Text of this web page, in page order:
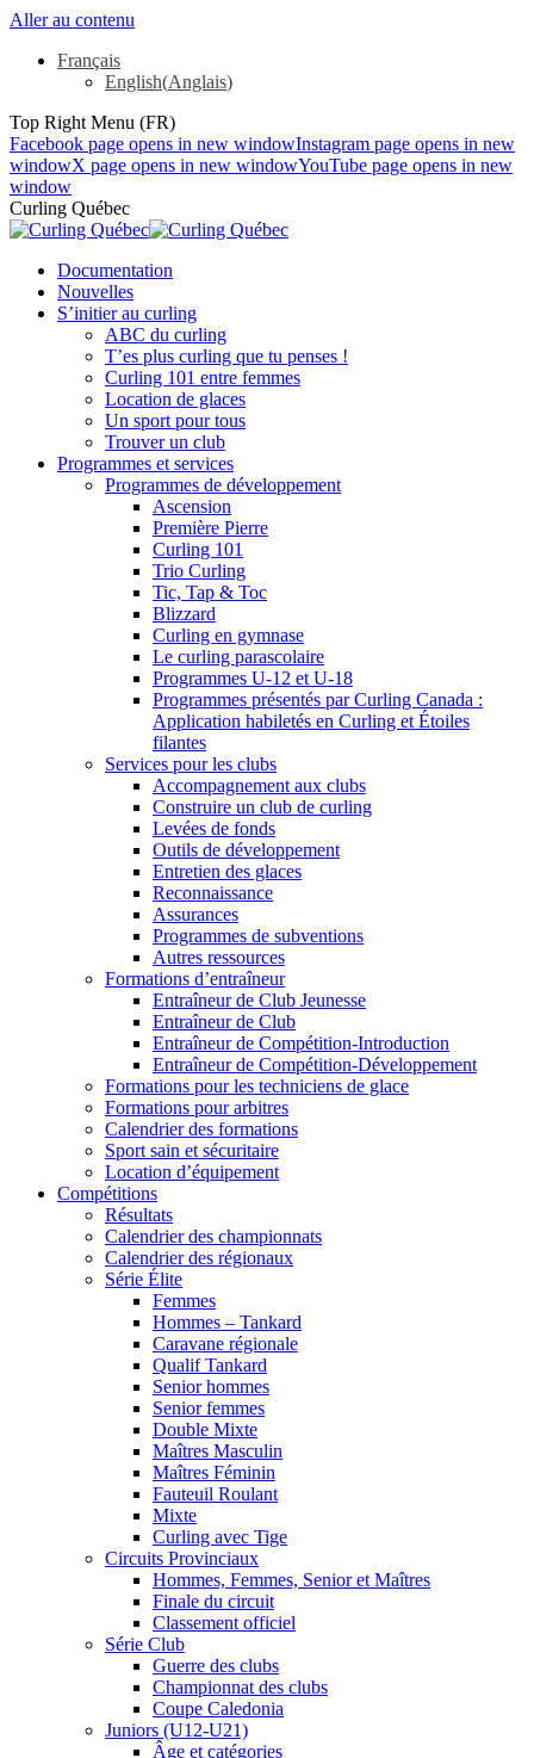
Aller au contenu
Français
English(Anglais)
Top Right Menu (FR)
Facebook page opens in new windowInstagram page opens in new
windowX page opens in new windowYouTube page opens in new
window
Curling Québec
Documentation
Nouvelles
S’initier au curling
ABC du curling
T’es plus curling que tu penses !
Curling 101 entre femmes
Location de glaces
Un sport pour tous
Trouver un club
Programmes et services
Programmes de développement
Ascension
Première Pierre
Curling 101
Trio Curling
Tic, Tap & Toc
Blizzard
Curling en gymnase
Le curling parascolaire
Programmes U-12 et U-18
Programmes présentés par Curling Canada :
Application habiletés en Curling et Étoiles
filantes
Services pour les clubs
Accompagnement aux clubs
Construire un club de curling
Levées de fonds
Outils de développement
Entretien des glaces
Reconnaissance
Assurances
Programmes de subventions
Autres ressources
Formations d’entraîneur
Entraîneur de Club Jeunesse
Entraîneur de Club
Entraîneur de Compétition-Introduction
Entraîneur de Compétition-Développement
Formations pour les techniciens de glace
Formations pour arbitres
Calendrier des formations
Sport sain et sécuritaire
Location d’équipement
Compétitions
Résultats
Calendrier des championnats
Calendrier des régionaux
Série Élite
Femmes
Hommes – Tankard
Caravane régionale
Qualif Tankard
Senior hommes
Senior femmes
Double Mixte
Maîtres Masculin
Maîtres Féminin
Fauteuil Roulant
Mixte
Curling avec Tige
Circuits Provinciaux
Hommes, Femmes, Senior et Maîtres
Finale du circuit
Classement officiel
Série Club
Guerre des clubs
Championnat des clubs
Coupe Caledonia
Juniors (U12-U21)
Âge et catégories